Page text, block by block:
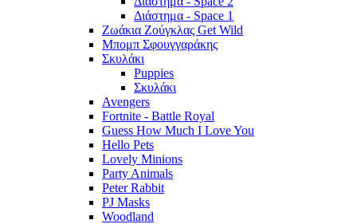
Διάστημα - Space 1
Ζωάκια Ζούγκλας Get Wild
Μπομπ Σφουγγαράκης
Σκυλάκι
Puppies
Σκυλάκι
Avengers
Fortnite - Battle Royal
Guess How Much I Love You
Hello Pets
Lovely Minions
Party Animals
Peter Rabbit
PJ Masks
Woodland